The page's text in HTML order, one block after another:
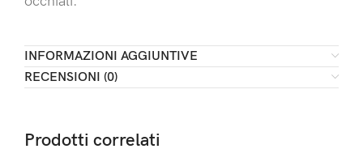
INFORMAZIONI AGGIUNTIVE
RECENSIONI (0)
Prodotti correlati